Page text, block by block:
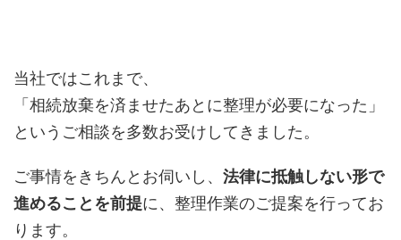
当社ではこれまで、
「相続放棄を済ませたあとに整理が必要になった」
というご相談を多数お受けしてきました。
ご事情をきちんとお伺いし、 法律に抵触しない形で
進めることを前提に、整理作業のご提案を行ってお
ります。